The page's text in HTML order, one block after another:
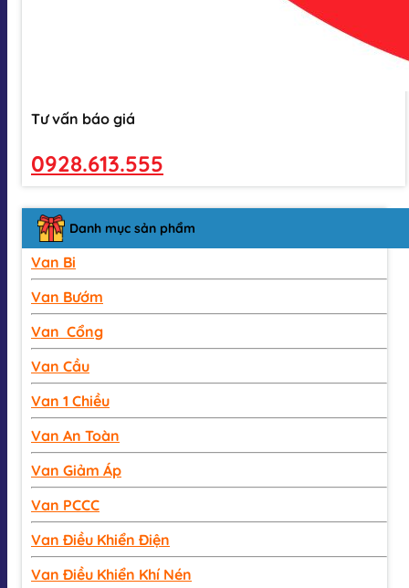
Tư vấn báo giá
0928.613.555
Danh mục sản phẩm
Van Bi
Van Bướm
Van Cổng
Van Cầu
Van 1 Chiều
Van An Toàn
Van Giảm Áp
Van PCCC
Van Điều Khiển Điện
Van Điều Khiển Khí Nén